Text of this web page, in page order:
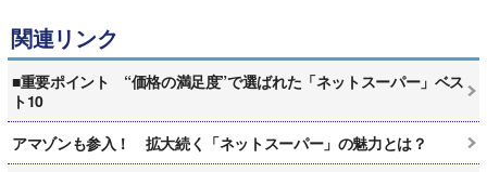
関連リンク
■重要ポイント “価格の満足度”で選ばれた「ネットスーパー」ベス
ト10
アマゾンも参入！ 拡大続く「ネットスーパー」の魅力とは？